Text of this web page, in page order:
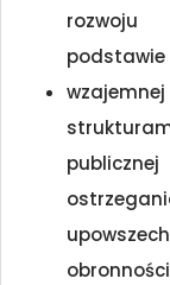
rozwoju
podstawie
obronności